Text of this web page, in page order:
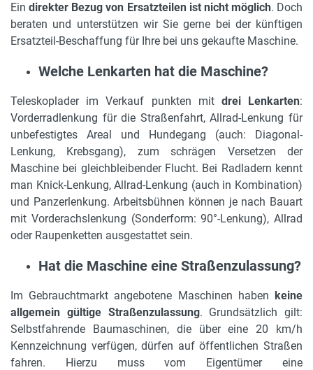
Eindirekter Bezug von Ersatzteilen ist nicht möglich. Doch
beraten und unterstützen wir Sie gerne bei der künftigen
Ersatzteil-Beschaffung für Ihre bei uns gekaufte Maschine.
Welche Lenkarten hat die Maschine?
Teleskoplader im Verkauf punkten mit drei Lenkarten:
Vorderradlenkung für die Straßenfahrt, Allrad-Lenkung für
unbefestigtes Areal und Hundegang (auch: Diagonal-
Lenkung, Krebsgang), zum schrägen Versetzen der
Maschine bei gleichbleibender Flucht. Bei Radladern kennt
man Knick-Lenkung, Allrad-Lenkung (auch in Kombination)
und Panzerlenkung. Arbeitsbühnen können je nach Bauart
mit Vorderachslenkung (Sonderform: 90°-Lenkung), Allrad
oder Raupenketten ausgestattet sein.
Hat die Maschine eine Straßenzulassung?
Im Gebrauchtmarkt angebotene Maschinen haben keine
allgemein gültige Straßenzulassung. Grundsätzlich gilt:
Selbstfahrende Baumaschinen, die über eine 20 km/h
Kennzeichnung verfügen, dürfen auf öffentlichen Straßen
fahren. Hierzu muss vom Eigentümer eine